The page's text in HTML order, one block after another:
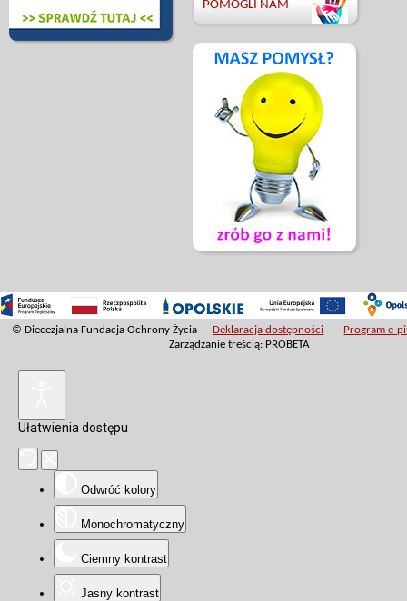
POMOGLI NAM
© Diecezjalna Fundacja Ochrony Życia Deklaracja dostępności
Program e-
Zarządzanie treścią: PROBETA
Ułatwienia dostępu
Odwróć kolory
Monochromatyczny
Ciemny kontrast
Jasny kontrast